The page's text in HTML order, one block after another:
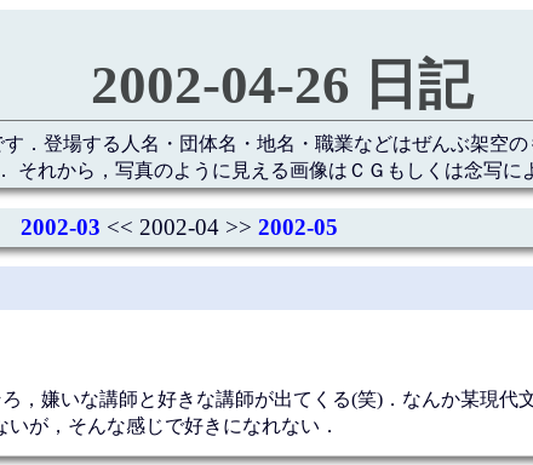
2002-04-26 日記
．登場する人名・団体名・地名・職業などはぜんぶ架空
それから，写真のように見える画像はＣＧもしくは念写に
2002-03 << 2002-04 >> 2002-05
，嫌いな講師と好きな講師が出てくる(笑)．なんか某現代
が，そんな感じで好きになれない．